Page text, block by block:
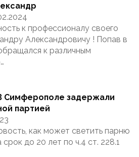
к профессионалу своего
Александровичу ! Попав в
к различным
Симферополе задержали
партией
как может светить парню
до 20 лет по ч.4 ст. 228.1